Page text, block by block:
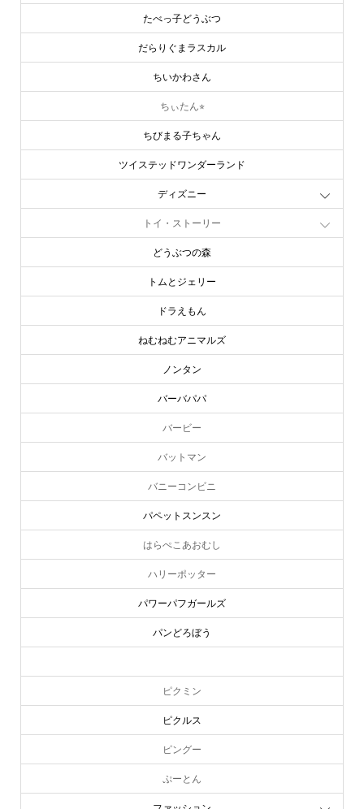
たべっ子どうぶつ
だらりぐまラスカル
ちいかわさん
ちぃたん⭐︎
ちびまる子ちゃん
ツイステッドワンダーランド
ディズニー
トイ・ストーリー
どうぶつの森
トムとジェリー
ドラえもん
ねむねむアニマルズ
ノンタン
バーバパパ
バービー
バットマン
バニーコンビニ
パペットスンスン
はらぺこあおむし
ハリーポッター
パワーパフガールズ
パンどろぼう
ピーターラビット
ピクミン
ピクルス
ピングー
ぷーとん
ファッション